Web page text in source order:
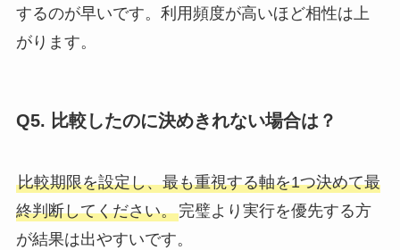
するのが早いです。利用頻度が高いほど相性は上
がります。
Q5. 比較したのに決めきれない場合は？
比較期限を設定し、最も重視する軸を1つ決めて最
終判断してください。完璧より実行を優先する方
が結果は出やすいです。